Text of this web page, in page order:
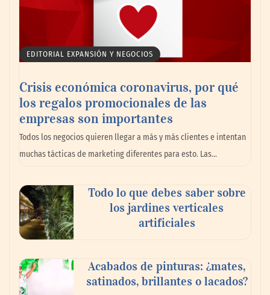
Los 10 mejores expertos en reparación de
persianas en Madrid
EDITORIAL EXPANSIÓN Y NEGOCIOS
Crisis económica coronavirus, por qué
los regalos promocionales de las
empresas son importantes
Todos los negocios quieren llegar a más y más clientes e intentan
muchas tácticas de marketing diferentes para esto. Las…
Todo lo que debes saber sobre
los jardines verticales
artificiales
Acabados de pinturas: ¿mates,
satinados, brillantes o lacados?